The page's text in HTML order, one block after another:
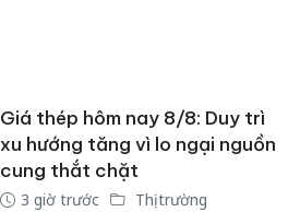
Giá thép hôm nay 8/8: Duy trì
xu hướng tăng vì lo ngại nguồn
cung thắt chặt
3 giờ trước Thị trường